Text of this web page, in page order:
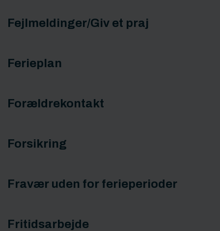
Fejlmeldinger/Giv et praj
Ferieplan
Forældrekontakt
Forsikring
Fravær uden for ferieperioder
Fritidsarbejde